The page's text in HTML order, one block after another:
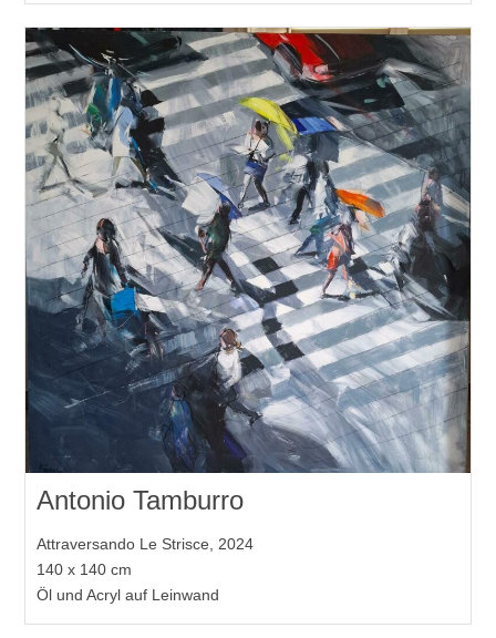
Antonio Tamburro
Attraversando Le Strisce, 2024
140 x 140 cm
Öl und Acryl auf Leinwand